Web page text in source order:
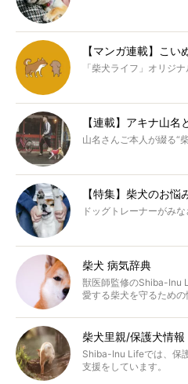
【マンガ連載】こい
「柴犬ライフ」オリジナ
【連載】アキナ山名
山名さんご本人が綴る“
【特集】柴犬のお悩
ドッグトレーナーがみ
柴犬 病気辞典
獣医師監修のShiba-Inu
愛する柴犬を守るため
柴犬里親/保護犬情報
Shiba-Inu Lifeでは、保
支援をしています。